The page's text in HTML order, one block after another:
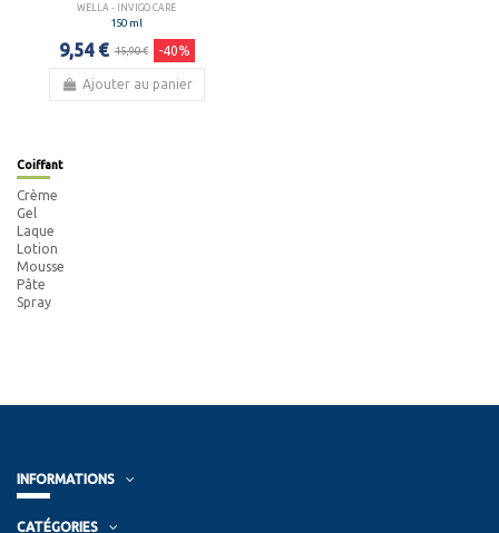
WELLA - INVIGO CARE
150 ml
9,54 € 15,90 € -40%
Ajouter au panier
Coiffant
Crème
Gel
Laque
Lotion
Mousse
Pâte
Spray
INFORMATIONS
CATÉGORIES